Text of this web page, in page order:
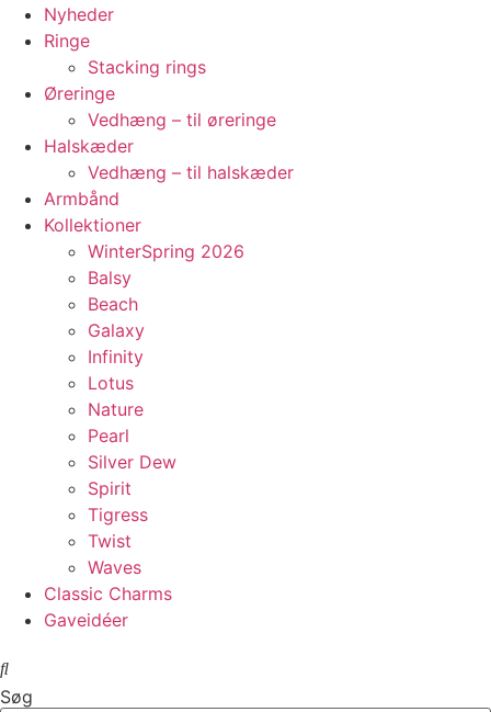
Nyheder
Ringe
Stacking rings
Øreringe
Vedhæng – til øreringe
Halskæder
Vedhæng – til halskæder
Armbånd
Kollektioner
WinterSpring 2026
Balsy
Beach
Galaxy
Infinity
Lotus
Nature
Pearl
Silver Dew
Spirit
Tigress
Twist
Waves
Classic Charms
Gaveidéer
Søg